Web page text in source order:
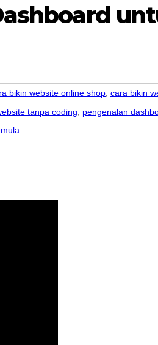
bikin website online shop, cara bikin
tanpa coding, pengenalan